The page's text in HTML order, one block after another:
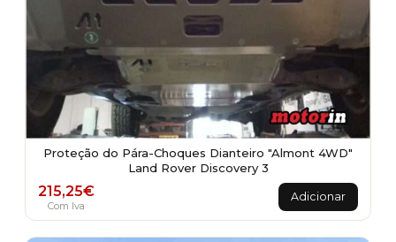
Proteção do Pára-Choques Dianteiro "Almont 4WD"
Land Rover Discovery 3
215,25€
Com Iva
Adicionar